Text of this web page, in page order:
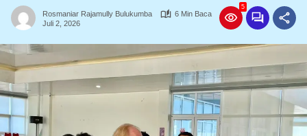
Rosmaniar Rajamully Bulukumba
6 Min Baca
Juli 2, 2026
5